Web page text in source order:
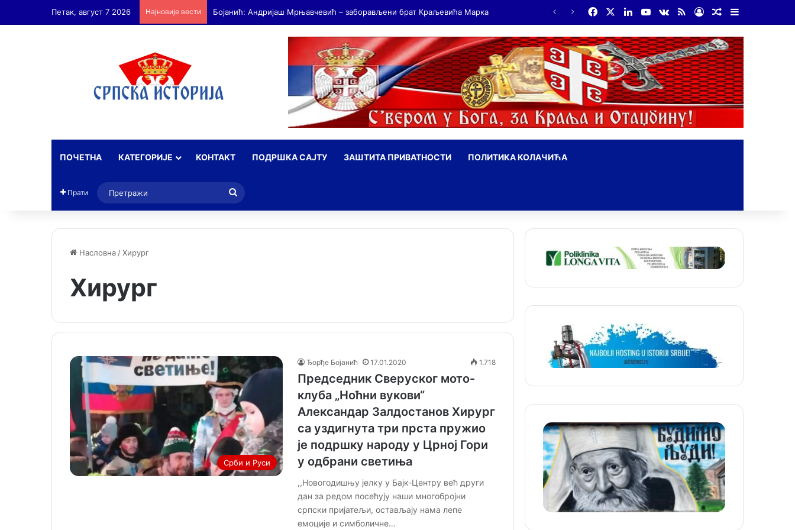
Петак, август 7 2026 Најновије вести FacebookLinkedInYouTube
vk.com
RSS Log InRandom Article
ПОЧЕТНА КАТЕГОРИЈЕ КОНТАКТ ПОДРШКА САЈТУ ЗАШТИТА ПРИВАТНОСТИ ПОЛИТИКА КОЛАЧИЋА
Прати
Насловна /Хирург
Хирург
Срби и Руси
Ђорђе Бојанић 17.01.2020 1.718
Председник Сверуског мото-
клуба „Ноћни вукови“
Александар Залдостанов Хирург
са уздигнута три прста пружио
је подршку народу у Црној Гори
у одбрани светиња
,,Новогодишњу јелку у Бајк-Центру већ други
дан за редом посећују наши многобројни
српски пријатељи, остављају нама лепе
емоције и симболичне…